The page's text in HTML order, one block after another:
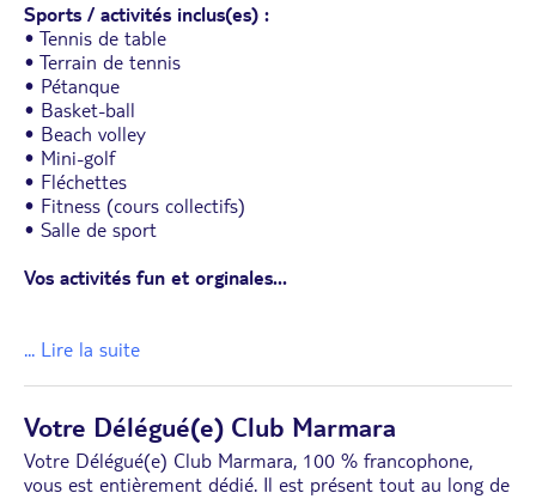
Sports / activités inclus(es) :
• Tennis de table
• Terrain de tennis
• Pétanque
• Basket-ball
• Beach volley
• Mini-golf
• Fléchettes
• Fitness (cours collectifs)
• Salle de sport
Vos activités fun et orginales...
... Lire la suite
Votre Délégué(e) Club Marmara
Votre Délégué(e) Club Marmara, 100 % francophone,
vous est entièrement dédié. Il est présent tout au long de